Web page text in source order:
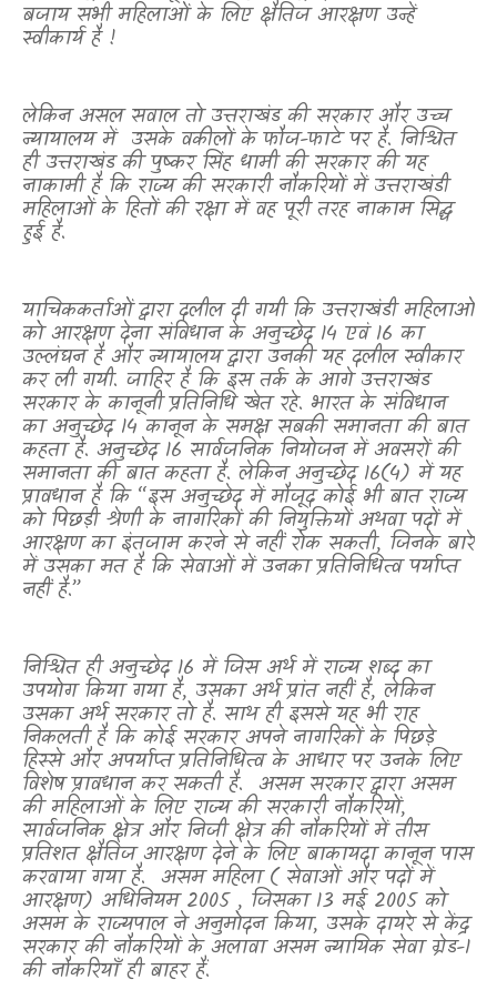
बजाय सभी महिलाओं के लिए क्षैतिज आरक्षण उन्हें
स्वीकार्य है !
लेकिन असल सवाल तो उत्तराखंड की सरकार और उच्च
न्यायालय में उसके वकीलों के फौज-फाटे पर है. निश्चित
ही उत्तराखंड की पुष्कर सिंह धामी की सरकार की यह
नाकामी है कि राज्य की सरकारी नौकरियों में उत्तराखंडी
महिलाओं के हितों की रक्षा में वह पूरी तरह नाकाम सिद्ध
हुई है.
याचिककर्ताओं द्वारा दलील दी गयी कि उत्तराखंडी महिलाओं
को आरक्षण देना संविधान के अनुच्छेद 14 एवं 16 का
उल्लंघन है और न्यायालय द्वारा उनकी यह दलील स्वीकार
कर ली गयी. जाहिर है कि इस तर्क के आगे उत्तराखंड
सरकार के कानूनी प्रतिनिधि खेत रहे. भारत के संविधान
का अनुच्छेद 14 कानून के समक्ष सबकी समानता की बात
कहता है. अनुच्छेद 16 सार्वजनिक नियोजन में अवसरों की
समानता की बात कहता है. लेकिन अनुच्छेद 16(4) में यह
प्रावधान है कि “इस अनुच्छेद में मौजूद कोई भी बात राज्य
को पिछड़ी श्रेणी के नागरिकों की नियुक्तियों अथवा पदों में
आरक्षण का इंतजाम करने से नहीं रोक सकती, जिनके बारे
में उसका मत है कि सेवाओं में उनका प्रतिनिधित्व पर्याप्त
नहीं है.”
निश्चित ही अनुच्छेद 16 में जिस अर्थ में राज्य शब्द का
उपयोग किया गया है,उसका अर्थ प्रांत नहीं है, लेकिन
उसका अर्थ सरकार तो है. साथ ही इससे यह भी राह
निकलती है कि कोई सरकार अपने नागरिकों के पिछड़े
हिस्से और अपर्याप्त प्रतिनिधित्व के आधार पर उनके लिए
विशेष प्रावधान कर सकती है. असम सरकार द्वारा असम
की महिलाओं के लिए राज्य की सरकारी नौकरियों,
सार्वजनिक क्षेत्र और निजी क्षेत्र की नौकरियों में तीस
प्रतिशत क्षैतिज आरक्षण देने के लिए बाकायदा कानून पास
करवाया गया है. असम महिला ( सेवाओं और पदों में
आरक्षण) अधिनियम 2005, जिसका 13 मई 2005 को
असम के राज्यपाल ने अनुमोदन किया, उसके दायरे से केंद्र
सरकार की नौकरियों के अलावा असम न्यायिक सेवा ग्रेड-1
की नौकरियाँ ही बाहर हैं.